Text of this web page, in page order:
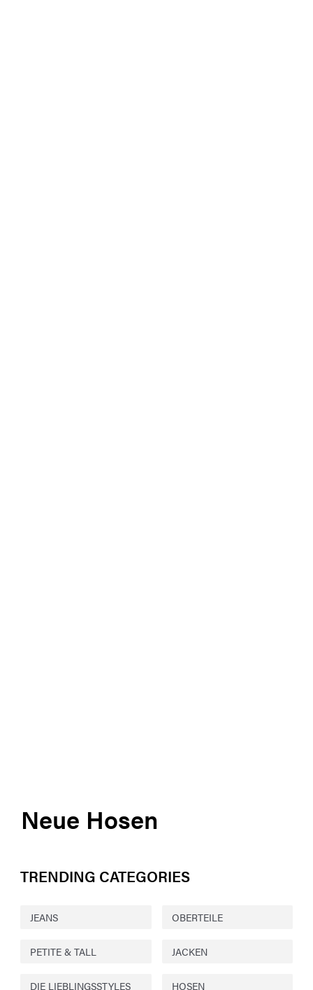
Neue Hosen
TRENDING CATEGORIES
JEANS OBERTEILE
PETITE & TALL JACKEN
DIE LIEBLINGSSTYLES HOSEN